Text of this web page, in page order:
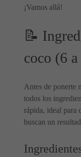
¡Vamos allá!
📝
coco (6
Antes de ponerte
todos los
rápida, ideal para
buscan un